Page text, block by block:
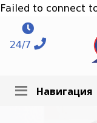
Failed to connect
24/7
Навигация